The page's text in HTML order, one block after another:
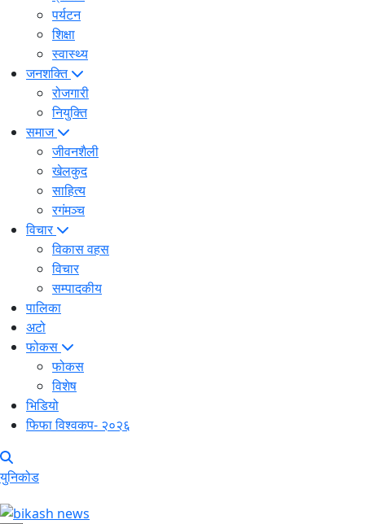
पर्यटन
शिक्षा
स्वास्थ्य
जनशक्ति
रोजगारी
नियुक्ति
समाज
जीवनशैली
खेलकुद
साहित्य
रगंमञ्च
विचार
विकास वहस
विचार
सम्पादकीय
पालिका
अटो
फोकस
फोकस
विशेष
भिडियो
फिफा विश्वकप- २०२६
युनिकोड